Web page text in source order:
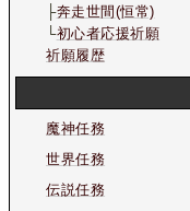
├奔走世間(恒常)
└初心者応援祈願
祈願履歴
魔神任務
世界任務
伝説任務